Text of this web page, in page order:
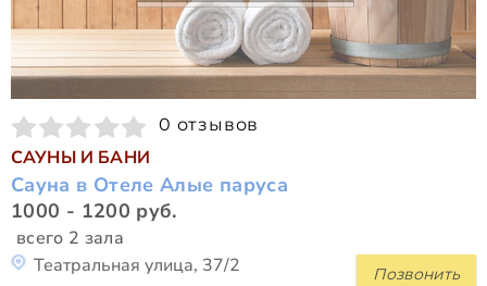
0 отзывов
САУНЫ И БАНИ
Сауна в Отеле Алые паруса
1000 - 1200 руб.
всего 2 зала
Позвонить
Театральная улица, 37/2